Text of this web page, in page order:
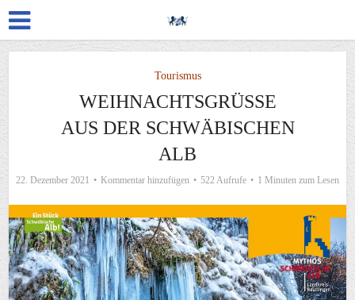
Tourismus
WEIHNACHTSGRÜSSE A
US DER SCHWÄBISCHEN A
LB
22. Dezember 2021 Kommentar hinzufügen 522 Aufrufe 1 Minuten zum Lesen